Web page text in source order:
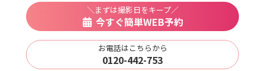
＼まずは撮影日をキープ／
今すぐ簡単WEB予約
お電話はこちらから
0120-442-753